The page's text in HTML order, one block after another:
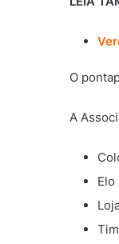
O
A
Elo